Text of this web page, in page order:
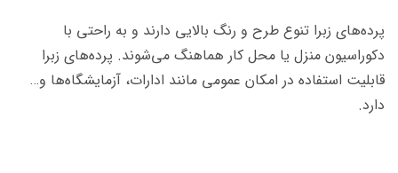
پرده‌های زبرا تنوع طرح و رنگ بالایی دارند و به راحتی با
دکوراسیون منزل یا محل کار هماهنگ می‌شوند. پرده‌های زبرا
قابلیت استفاده در امکان عمومی مانند ادارات، آزمایشگاه‌ها و…
دارد.